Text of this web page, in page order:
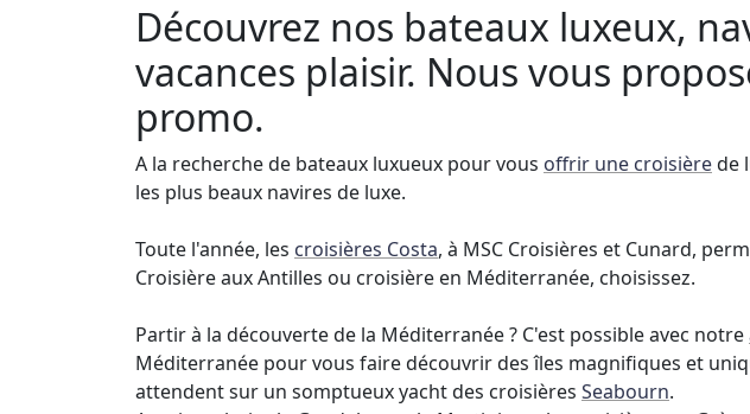
Découvrez nos bateaux luxeux,
vacances plaisir. Nous vous
promo.
A la recherche de bateaux luxueux pour vous offrir une croisièrede
les plus beaux navires de luxe.
Toute l'année, les croisières Costa, à MSC Croisières et Cunard,
Croisière aux Antilles ou croisière en Méditerranée, choisissez.
Partir à la découverte de la Méditerranée ? C'est possible avec notre
Méditerranée pour vous faire découvrir des îles magnifiques et
attendent sur un somptueux yacht des croisières Seabourn.